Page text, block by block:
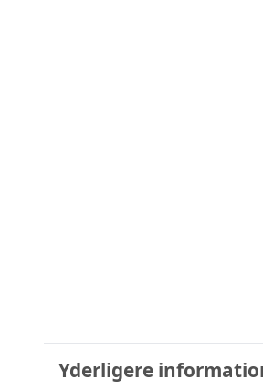
Yderligere